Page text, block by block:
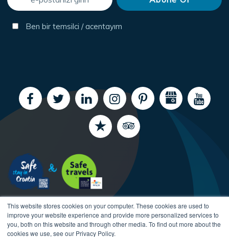
This website stores cookies on your computer. These cookies are used to
improve your website experience and provide more personalized services to
you, both on this website and through other media. To find out more about the
cookies we use, see our Privacy Policy.
Ben bir temsilci / acentayım